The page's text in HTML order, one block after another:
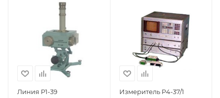
Линия Р1-39 Измеритель Р4-37/1